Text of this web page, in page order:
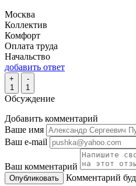
Москва
Коллектив
Комфорт
Оплата труда
Начальство
добавить ответ
+
1
-
1
Обсуждение
Добавить комментарий
Ваше имя
Ваш e-mail
Ваш комментарий
Комментарий